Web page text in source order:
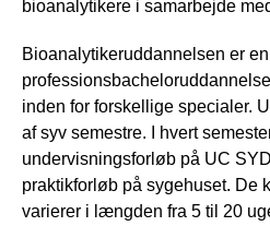
bioanalytikere i samarbejde
Bioanalytikeruddannelsen er
inden for forskellige specialer.
af syv semestre. I hvert
undervisningsforløb på UC
praktikforløb på sygehuset. De
varierer i længden fra 5 til 20